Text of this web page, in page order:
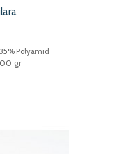
Polyamid
gr